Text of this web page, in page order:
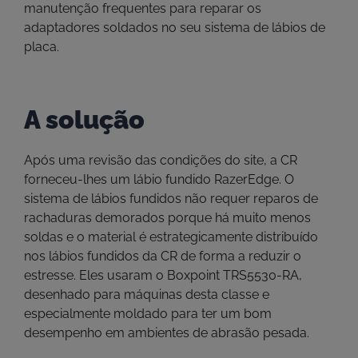
manutenção frequentes para reparar os
adaptadores soldados no seu sistema de lábios de
placa.
A solução
Após uma revisão das condições do site, a CR
forneceu-lhes um lábio fundido RazerEdge. O
sistema de lábios fundidos não requer reparos de
rachaduras demorados porque há muito menos
soldas e o material é estrategicamente distribuído
nos lábios fundidos da CR de forma a reduzir o
estresse. Eles usaram o Boxpoint TRS5530-RA,
desenhado para máquinas desta classe e
especialmente moldado para ter um bom
desempenho em ambientes de abrasão pesada.